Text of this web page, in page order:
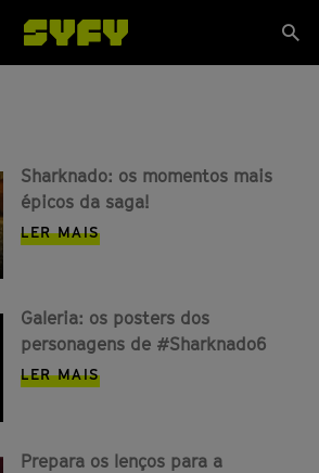
Sharknado: os momentos mais
épicos da saga!
LER MAIS
Galeria: os posters dos
personagens de #Sharknado6
LER MAIS
Prepara os lenços para a